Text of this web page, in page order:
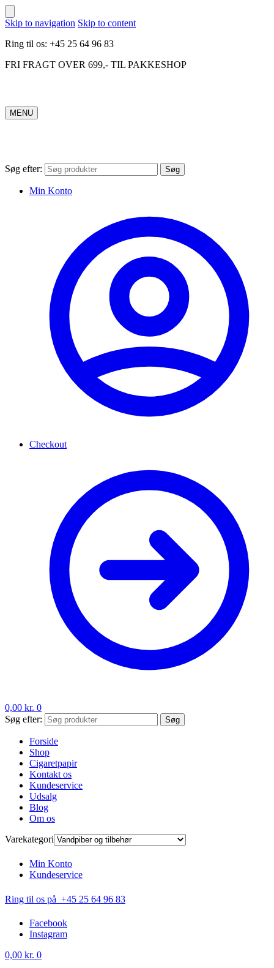
Skip to navigation Skip to content
Ring til os: +45 25 64 96 83
FRI FRAGT OVER 699,- TIL PAKKESHOP
MENU
Søg efter: Søg
Min Konto
Checkout
0,00 kr. 0
Søg efter:
Søg
Forside
Shop
Cigaretpapir
Kontakt os
Kundeservice
Udsalg
Blog
Om os
Varekategori
Min Konto
Kundeservice
Ring til os på +45 25 64 96 83
Facebook
Instagram
0,00 kr. 0